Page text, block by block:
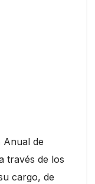
Anual de
través de los
cargo, de